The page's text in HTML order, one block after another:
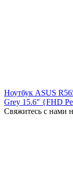
Ноутбук ASUS
Grey 15.6" {FHD
Свяжитесь с нами